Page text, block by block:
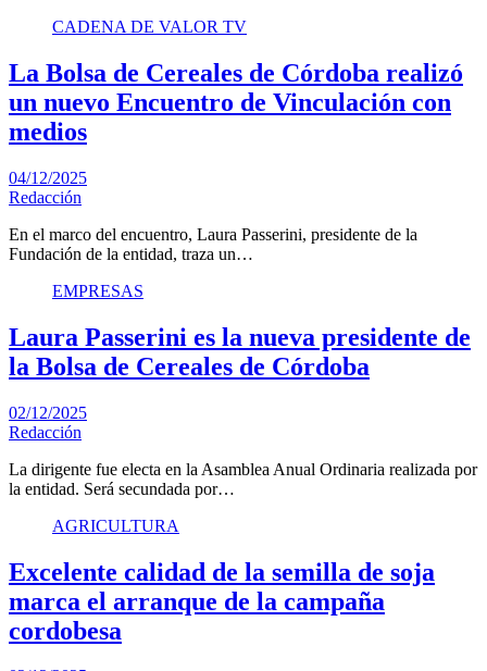
CADENA DE VALOR TV
La Bolsa de Cereales de Córdoba realizó
un nuevo Encuentro de Vinculación con
medios
04/12/2025
Redacción
En el marco del encuentro, Laura Passerini, presidente de la
Fundación de la entidad, traza un…
EMPRESAS
Laura Passerini es la nueva presidente de
la Bolsa de Cereales de Córdoba
02/12/2025
Redacción
La dirigente fue electa en la Asamblea Anual Ordinaria realizada por
la entidad. Será secundada por…
AGRICULTURA
Excelente calidad de la semilla de soja
marca el arranque de la campaña
cordobesa